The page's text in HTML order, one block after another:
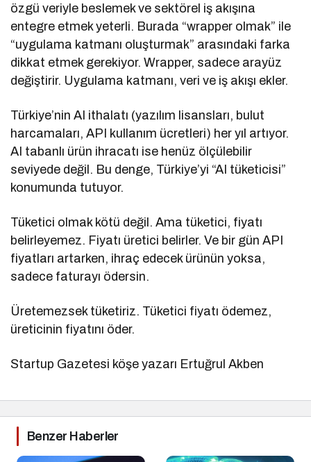
özgü veriyle beslemek ve sektörel iş akışına
entegre etmek yeterli. Burada “wrapper olmak” ile
“uygulama katmanı oluşturmak” arasındaki farka
dikkat etmek gerekiyor. Wrapper, sadece arayüz
değiştirir. Uygulama katmanı, veri ve iş akışı ekler.
Türkiye’nin AI ithalatı (yazılım lisansları, bulut
harcamaları, API kullanım ücretleri) her yıl artıyor.
AI tabanlı ürün ihracatı ise henüz ölçülebilir
seviyede değil. Bu denge, Türkiye’yi “AI tüketicisi”
konumunda tutuyor.
Tüketici olmak kötü değil. Ama tüketici, fiyatı
belirleyemez. Fiyatı üretici belirler. Ve bir gün API
fiyatları artarken, ihraç edecek ürünün yoksa,
sadece faturayı ödersin.
Üretemezsek tüketiriz. Tüketici fiyatı ödemez,
üreticinin fiyatını öder.
Startup Gazetesi köşe yazarı Ertuğrul Akben
Benzer Haberler